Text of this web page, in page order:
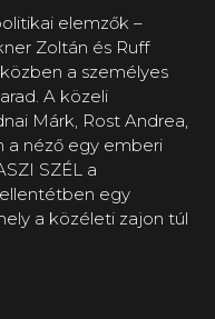
elemzők –
Zoltán és Ruff
a személyes
A közeli
Márk, Rost Andrea,
a néző egy emberi
SZÉL a
egy
a közéleti zajon túl